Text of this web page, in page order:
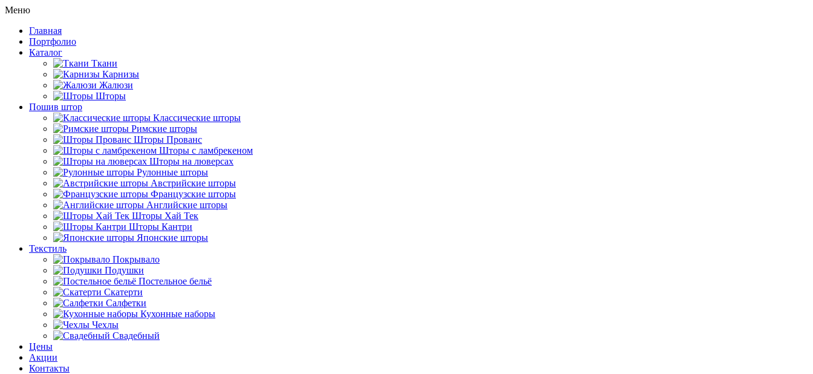
Меню
Главная
Портфолио
Каталог
Ткани
Карнизы
Жалюзи
Шторы
Пошив штор
Классические шторы
Римские шторы
Шторы Прованс
Шторы с ламбрекеном
Шторы на люверсах
Рулонные шторы
Австрийские шторы
Французские шторы
Английские шторы
Шторы Хай Тек
Шторы Кантри
Японские шторы
Текстиль
Покрывало
Подушки
Постельное бельё
Скатерти
Салфетки
Кухонные наборы
Чехлы
Свадебный
Цены
Акции
Контакты